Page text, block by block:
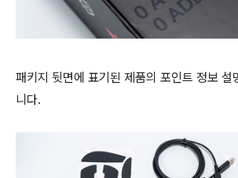
패키지 뒷면에 표기된 제품의 포인트 정보 설
니다.